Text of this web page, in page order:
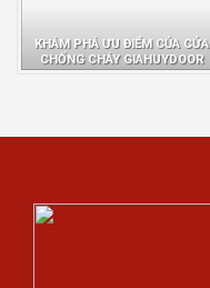
KHÁM PHÁ ƯU ĐIỂM CỦA CỬA
CHỐNG CHÁY GIAHUYDOOR